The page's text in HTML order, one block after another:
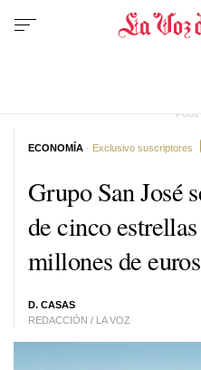
Grupo San José
de cinco
millones de euros
D. CASAS
REDACCIÓN / LA VOZ
ECONOMÍA · Exclusivo suscriptores